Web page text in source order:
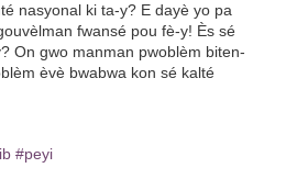
nasyonal ki ta-y? E dayè yo pa
fwansé pou fè-y! Ès sé
On gwo manman pwoblèm biten-
èvè bwabwa kon sé kalté
#peyi